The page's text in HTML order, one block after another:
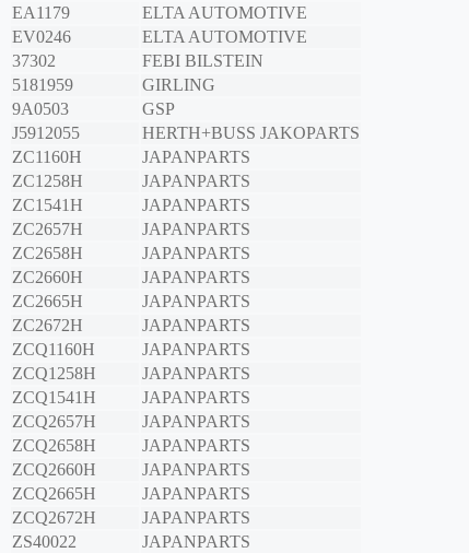
EA1179
ELTA AUTOMOTIVE
EV0246
ELTA AUTOMOTIVE
37302
FEBI BILSTEIN
5181959
GIRLING
9A0503
GSP
J5912055
HERTH+BUSS JAKOPARTS
ZC1160H
JAPANPARTS
ZC1258H
JAPANPARTS
ZC1541H
JAPANPARTS
ZC2657H
JAPANPARTS
ZC2658H
JAPANPARTS
ZC2660H
JAPANPARTS
ZC2665H
JAPANPARTS
ZC2672H
JAPANPARTS
ZCQ1160H
JAPANPARTS
ZCQ1258H
JAPANPARTS
ZCQ1541H
JAPANPARTS
ZCQ2657H
JAPANPARTS
ZCQ2658H
JAPANPARTS
ZCQ2660H
JAPANPARTS
ZCQ2665H
JAPANPARTS
ZCQ2672H
JAPANPARTS
ZS40022
JAPANPARTS